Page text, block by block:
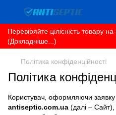
Перевіряйте цілісність товару
(Докладніше...)
Політика конфіденційності
Політика
Користувач, оформляючи заявку
antiseptic.com.ua (далі – Сайт),